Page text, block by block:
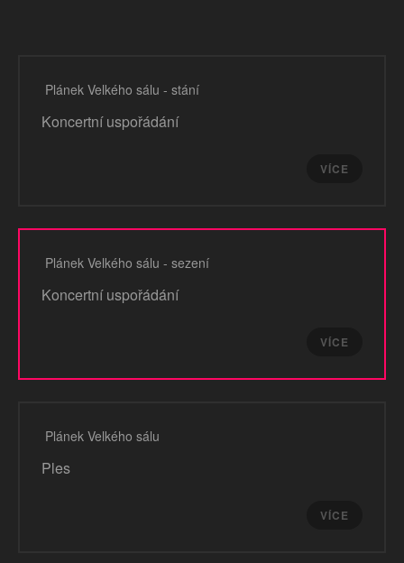
Plánek Velkého sálu - stání
Koncertní uspořádání
VÍCE
Plánek Velkého sálu - sezení
Koncertní uspořádání
VÍCE
Plánek Velkého sálu
Ples
VÍCE